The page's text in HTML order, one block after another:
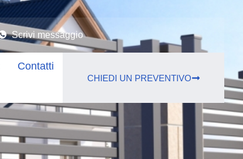
Scrivi messaggio
Contatti
CHIEDI UN PREVENTIVO